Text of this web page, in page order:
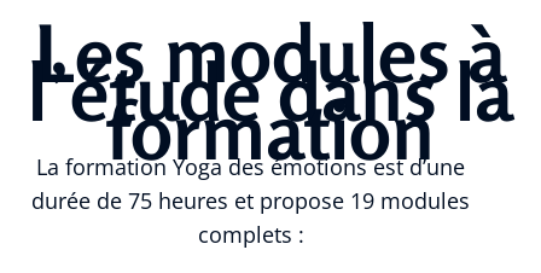
Les modules à
l’étude dans la
formation
La formation Yoga des émotions est d’une
durée de 75 heures et propose 19 modules
complets :